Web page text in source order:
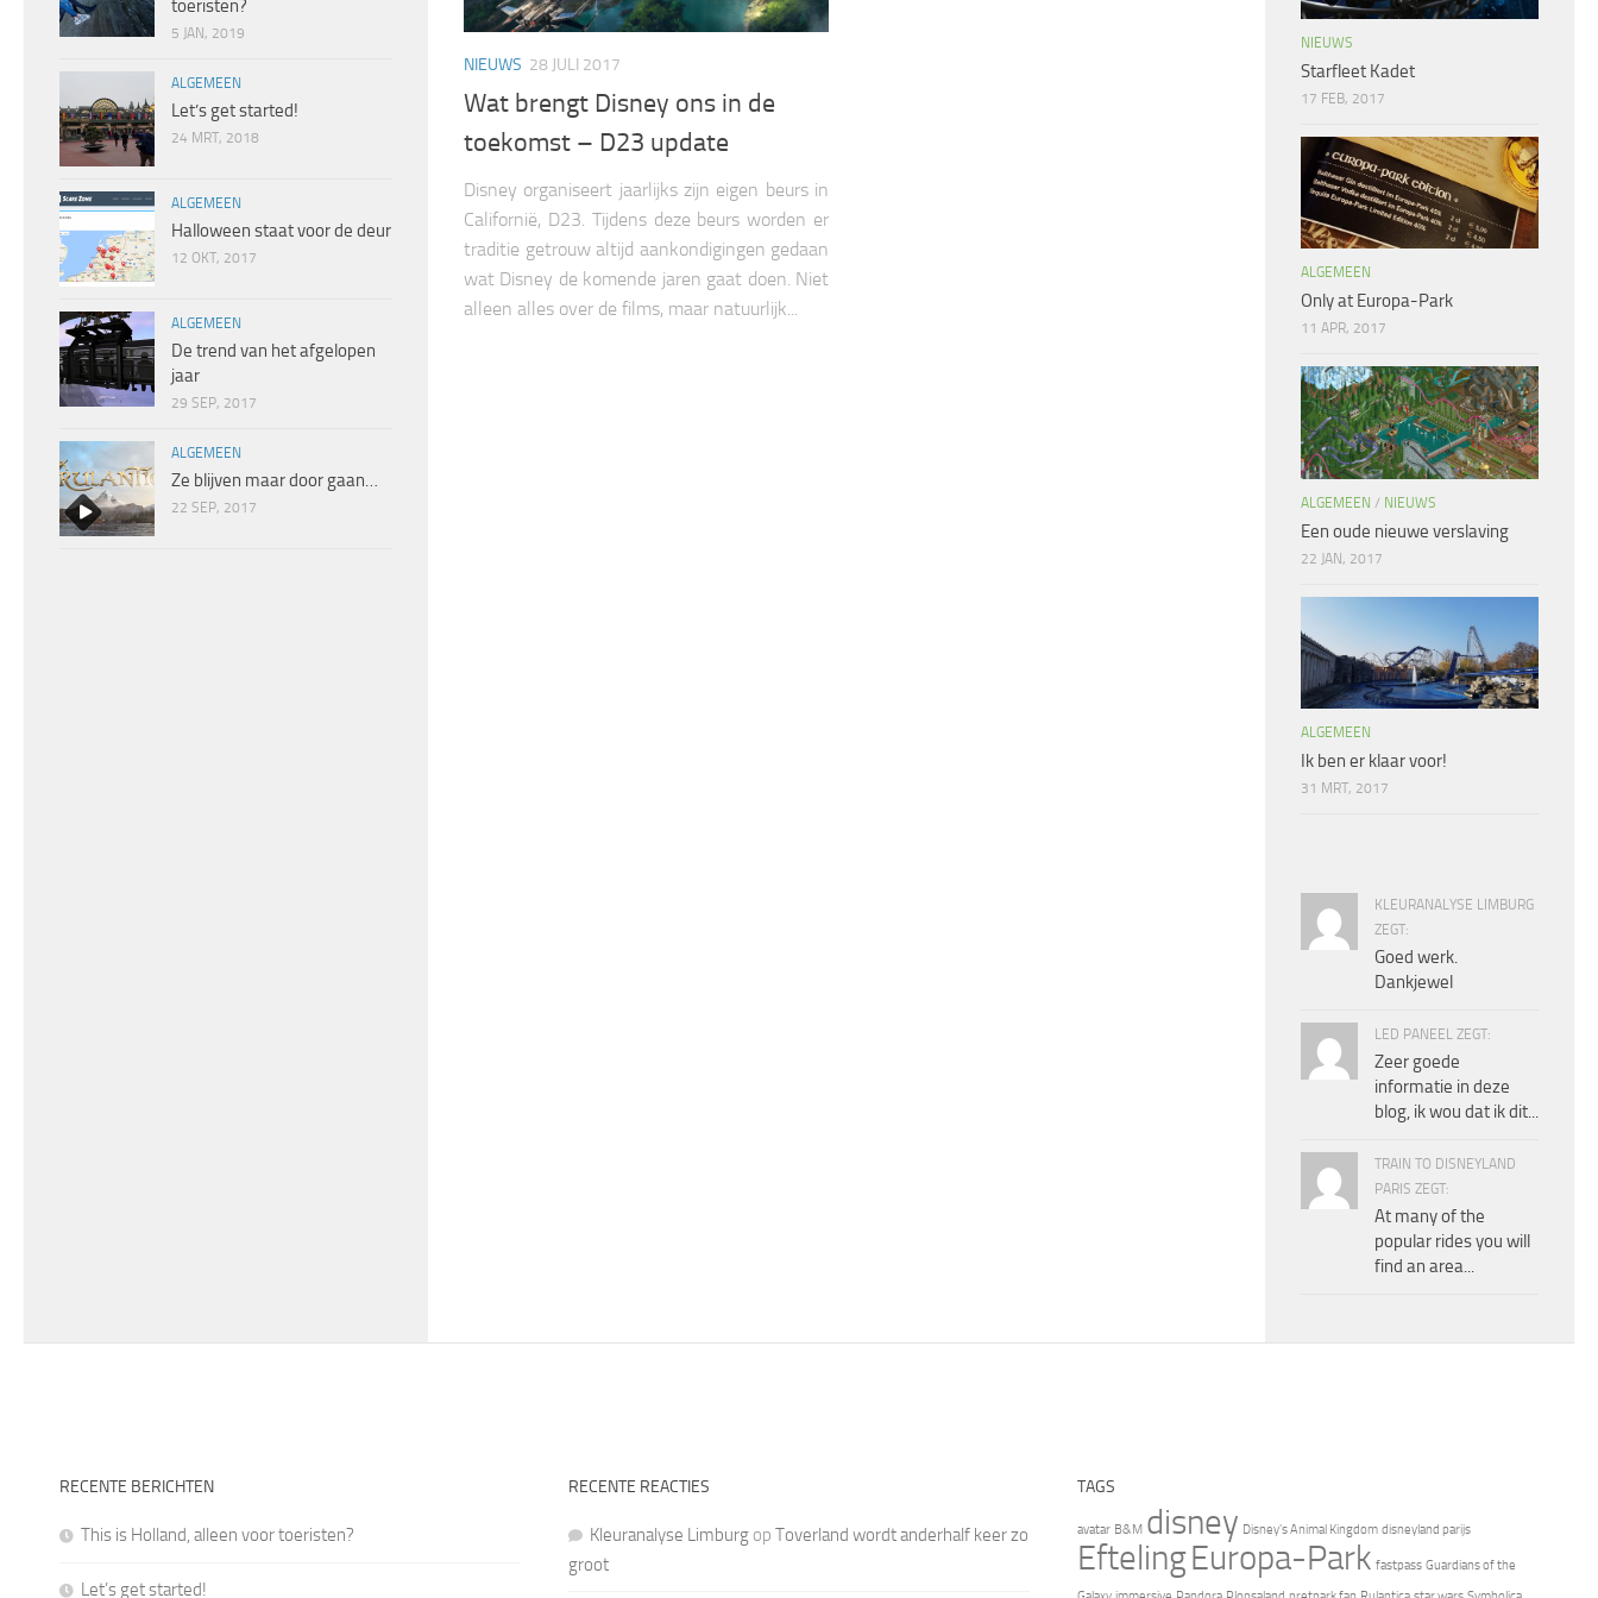
NIEUWS 28 JULI 2017
Wat brengt Disney ons in de
toekomst – D23 update
Disney organiseert jaarlijks zijn eigen beurs in
Californië, D23. Tijdens deze beurs worden er
traditie getrouw altijd aankondigingen gedaan
wat Disney de komende jaren gaat doen. Niet
alleen alles over de films, maar natuurlijk...
toeristen?
5 JAN, 2019
ALGEMEEN
Let’s get started!
24 MRT, 2018
ALGEMEEN
Halloween staat voor de deur
12 OKT, 2017
ALGEMEEN
De trend van het afgelopen
jaar
29 SEP, 2017
ALGEMEEN
Ze blijven maar door gaan…
22 SEP, 2017
NIEUWS
Starfleet Kadet
17 FEB, 2017
ALGEMEEN
Only at Europa-Park
11 APR, 2017
ALGEMEEN / NIEUWS
Een oude nieuwe verslaving
22 JAN, 2017
ALGEMEEN
Ik ben er klaar voor!
31 MRT, 2017
KLEURANALYSE LIMBURG
ZEGT:
Goed werk.
Dankjewel
LED PANEEL ZEGT:
Zeer goede
informatie in deze
blog, ik wou dat ik dit...
TRAIN TO DISNEYLAND
PARIS ZEGT:
At many of the
popular rides you will
find an area...
RECENTE BERICHTEN
This is Holland, alleen voor toeristen?
Let’s get started!
RECENTE REACTIES
Kleuranalyse Limburgop Toverland wordt anderhalf keer zo
groot
TAGS
avatar B&M disney Disney's Animal Kingdom disneyland parijs
EftelingEuropa-Park fastpass Guardians of the